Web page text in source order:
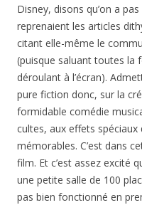
Disney, disons qu’on a
reprenaient les articles
citant elle-même le
(puisque saluant toutes la
déroulant à l’écran).
pure fiction donc, sur la
formidable comédie
cultes, aux effets
mémorables. C’est dans
film. Et c’est assez excité
une petite salle de 100
pas bien fonctionné en